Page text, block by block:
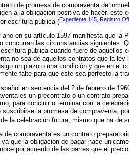
de promesa de compraventa de
a la obligación positiva de hacer, este
escritura pública (Expediente 145, Registro
en su artículo 1597 manifiesta que la
concurran las circunstancias siguientes:
pública cuando fuere de aquellos
no sea de aquellos contratos que la
un plazo o una condición y que en el
falte para que este sea perfecto la
en sentencia del 2 de febrero de
es un precontrato o un contrato
para concluir o terminar con la
la promesa de compraventa,
la celebración futura, mismo que ha de
de compraventa es un contrato
que la obligación de pagar nace
por acuerdo de las partes que el